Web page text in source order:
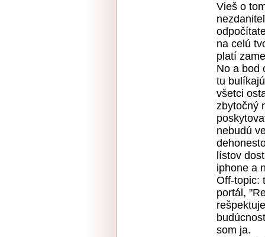
Vieš o
na celú
platí
No a bod
tu
všetci
zbytočný
nebudú
lístov
iphone a
Off-topic:
portál,
som ja.